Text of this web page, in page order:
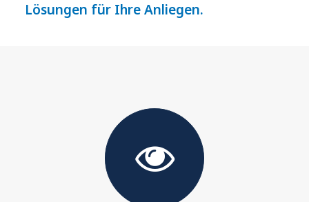
Lösungen für Ihre Anliegen.